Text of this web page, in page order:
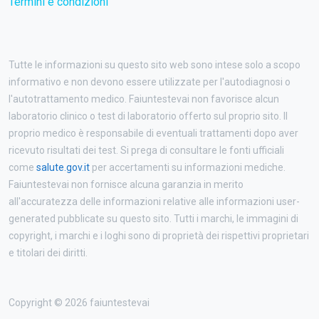
Tutte le informazioni su questo sito web sono intese solo a scopo
informativo e non devono essere utilizzate per l'autodiagnosi o
l'autotrattamento medico. Faiuntestevai non favorisce alcun
laboratorio clinico o test di laboratorio offerto sul proprio sito. Il
proprio medico è responsabile di eventuali trattamenti dopo aver
ricevuto risultati dei test. Si prega di consultare le fonti ufficiali
come salute.gov.it per accertamenti su informazioni mediche.
Faiuntestevai non fornisce alcuna garanzia in merito
all'accuratezza delle informazioni relative alle informazioni user-
generated pubblicate su questo sito. Tutti i marchi, le immagini di
copyright, i marchi e i loghi sono di proprietà dei rispettivi proprietari
e titolari dei diritti.
Copyright © 2026 faiuntestevai